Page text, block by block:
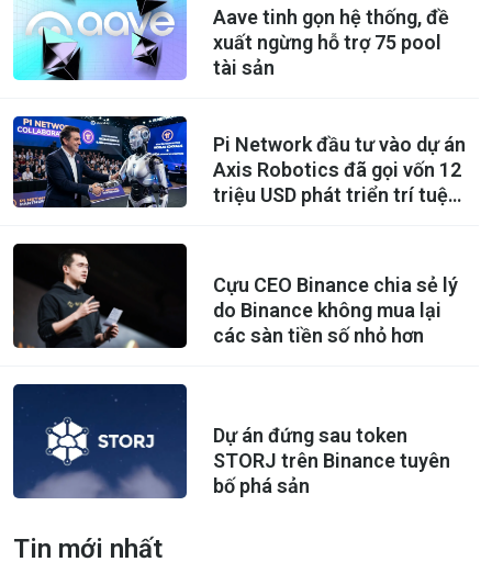
Aave tinh gọn hệ thống, đề
xuất ngừng hỗ trợ 75 pool
tài sản
Pi Network đầu tư vào dự án
Axis Robotics đã gọi vốn 12
triệu USD phát triển trí tuệ
Cựu CEO Binance chia sẻ lý
do Binance không mua lại
các sàn tiền số nhỏ hơn
Dự án đứng sau token
STORJ trên Binance tuyên
bố phá sản
Tin mới nhất